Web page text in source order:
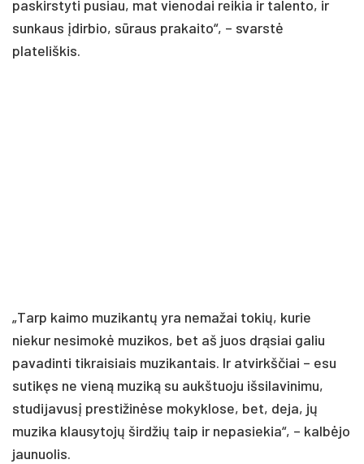
paskirstyti pusiau, mat vienodai reikia ir talento, ir
sunkaus įdirbio, sūraus prakaito“, – svarstė
plateliškis.
„Tarp kaimo muzikantų yra nemažai tokių, kurie
niekur nesimokė muzikos, bet aš juos drąsiai galiu
pavadinti tikraisiais muzikantais. Ir atvirkščiai – esu
sutikęs ne vieną muziką su aukštuoju išsilavinimu,
studijavusį prestižinėse mokyklose, bet, deja, jų
muzika klausytojų širdžių taip ir nepasiekia“, – kalbėjo
jaunuolis.